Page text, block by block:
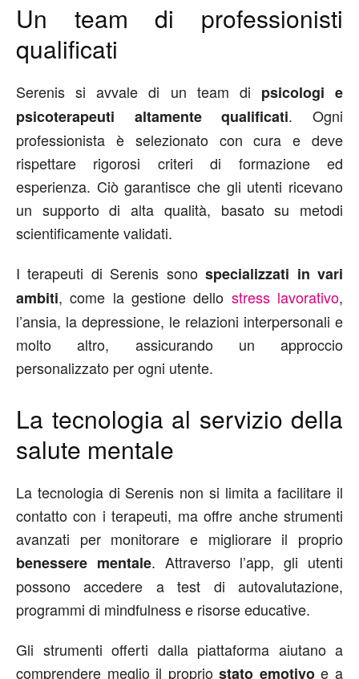
Un team di professionisti
qualificati
Serenis si avvale di un team di psicologi e
psicoterapeuti altamente qualificati. Ogni
professionista è selezionato con cura e deve
rispettare rigorosi criteri di formazione ed
esperienza. Ciò garantisce che gli utenti ricevano
un supporto di alta qualità, basato su metodi
scientificamente validati.
I terapeuti di Serenis sonospecializzati in vari
ambiti, come la gestione dello stress lavorativo,
l’ansia, la depressione, le relazioni interpersonali e
molto altro, assicurando un approccio
personalizzato per ogni utente.
La tecnologia al servizio della
salute mentale
La tecnologia di Serenis non si limita a facilitare il
contatto con i terapeuti, ma offre anche strumenti
avanzati per monitorare e migliorare il proprio
benessere mentale. Attraverso l’app, gli utenti
possono accedere a test di autovalutazione,
programmi di mindfulness e risorse educative.
Gli strumenti offerti dalla piattaforma aiutano a
comprendere meglio il propriostato emotivoe a